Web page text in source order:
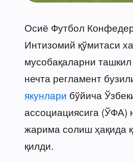
Осиё Футбол
Интизомий қўмитаси
мусобақаларни
нечта регламент
якунлари бўйича
ассоциациясига (ЎФА)
жарима солиш ҳақида
қилди.